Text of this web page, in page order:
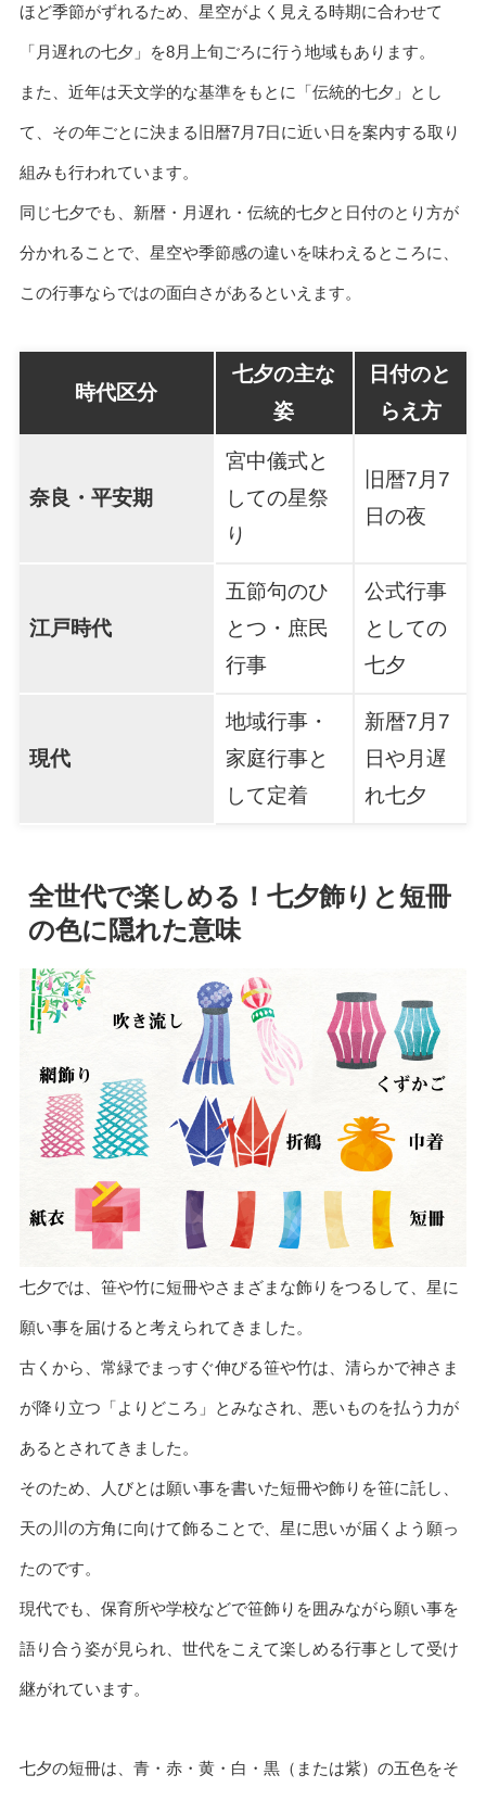
ほど季節がずれるため、星空がよく見える時期に合わせて
「月遅れの七夕」を8月上旬ごろに行う地域もあります。
また、近年は天文学的な基準をもとに「伝統的七夕」とし
て、その年ごとに決まる旧暦7月7日に近い日を案内する取り
組みも行われています。
同じ七夕でも、新暦・月遅れ・伝統的七夕と日付のとり方が
分かれることで、星空や季節感の違いを味わえるところに、
この行事ならではの面白さがあるといえます。
時代区分
七夕の主な
姿
日付のと
らえ方
奈良・平安期
宮中儀式と
しての星祭
り
旧暦7月7
日の夜
江戸時代
五節句のひ
とつ・庶民
行事
公式行事
としての
七夕
現代
地域行事・
家庭行事と
して定着
新暦7月7
日や月遅
れ七夕
全世代で楽しめる！七夕飾りと短冊
の色に隠れた意味
七夕では、笹や竹に短冊やさまざまな飾りをつるして、星に
願い事を届けると考えられてきました。
古くから、常緑でまっすぐ伸びる笹や竹は、清らかで神さま
が降り立つ「よりどころ」とみなされ、悪いものを払う力が
あるとされてきました。
そのため、人びとは願い事を書いた短冊や飾りを笹に託し、
天の川の方角に向けて飾ることで、星に思いが届くよう願っ
たのです。
現代でも、保育所や学校などで笹飾りを囲みながら願い事を
語り合う姿が見られ、世代をこえて楽しめる行事として受け
継がれています。
七夕の短冊は、青・赤・黄・白・黒（または紫）の五色をそ